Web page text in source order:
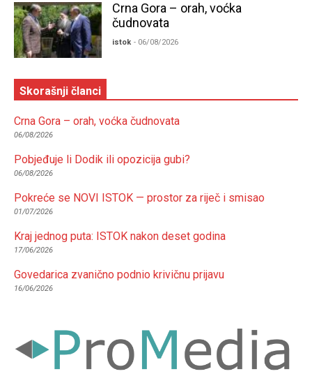
Crna Gora – orah, voćka
čudnovata
istok - 06/08/2026
Skorašnji članci
Crna Gora – orah, voćka čudnovata
06/08/2026
Pobjeđuje li Dodik ili opozicija gubi?
06/08/2026
Pokreće se NOVI ISTOK — prostor za riječ i smisao
01/07/2026
Kraj jednog puta: ISTOK nakon deset godina
17/06/2026
Govedarica zvanično podnio krivičnu prijavu
16/06/2026